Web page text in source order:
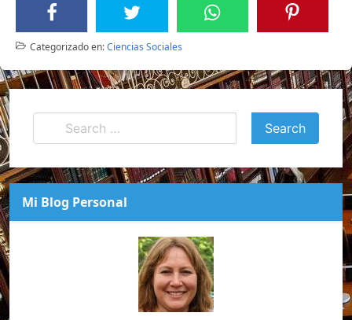
Categorizado en:Ciencias Sociales
Mi Blog Personal